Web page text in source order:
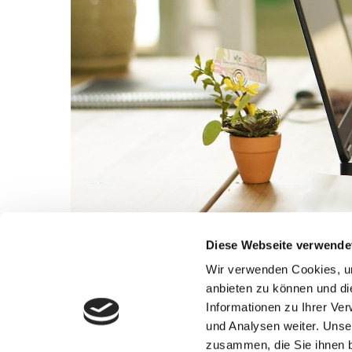
Diese Webseite
Wir verwenden Cookies,
anbieten zu können und
Informationen zu Ihrer
und Analysen weiter.
zusammen, die Sie ihnen